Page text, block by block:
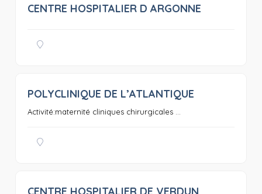
CENTRE HOSPITALIER D ARGONNE
POLYCLINIQUE DE L’ATLANTIQUE
Activité:maternité cliniques chirurgicales ...